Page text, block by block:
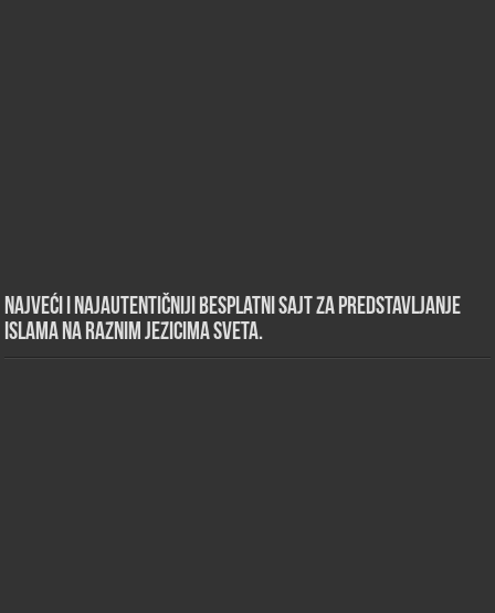
Najveći i najautentičniji besplatni sajt za predstavljanje
islama na raznim jezicima sveta.